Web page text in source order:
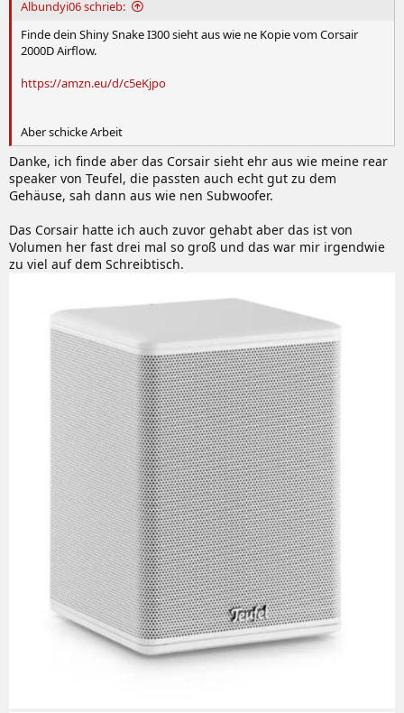
Albundyi06 schrieb:
Finde dein Shiny Snake I300 sieht aus wie ne Kopie vom Corsair
2000D Airflow.
https://amzn.eu/d/c5eKjpo
Aber schicke Arbeit
Danke, ich finde aber das Corsair sieht ehr aus wie meine rear
speaker von Teufel, die passten auch echt gut zu dem
Gehäuse, sah dann aus wie nen Subwoofer.
Das Corsair hatte ich auch zuvor gehabt aber das ist von
Volumen her fast drei mal so groß und das war mir irgendwie
zu viel auf dem Schreibtisch.